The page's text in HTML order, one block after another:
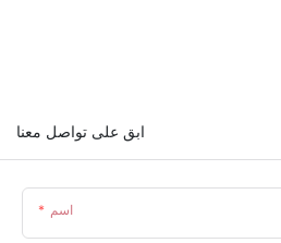
ابق على تواصل معنا
اسم